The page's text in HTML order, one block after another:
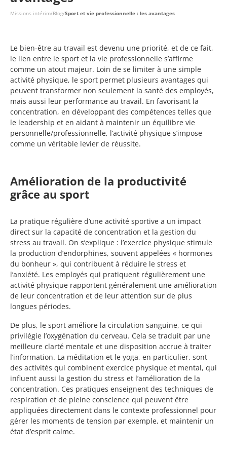
Missions intérim/Blog/Sport et vie professionnelle : les avantages
Le bien-être au travail est devenu une priorité, et de ce fait,
le lien entre le sport et la vie professionnelle s’affirme
comme un atout majeur. Loin de se limiter à une simple
activité physique, le sport permet plusieurs avantages qui
peuvent transformer non seulement la santé des employés,
mais aussi leur performance au travail. En favorisant la
concentration, en développant des compétences telles que
le leadership et en aidant à maintenir un équilibre vie
personnelle/professionnelle, l’activité physique s’impose
comme un véritable levier de réussite.
Amélioration de la productivité
grâce au sport
La pratique régulière d’une activité sportive a un impact
direct sur la capacité de concentration et la gestion du
stress au travail. On s’explique : l’exercice physique stimule
la production d’endorphines, souvent appelées « hormones
du bonheur », qui contribuent à réduire le stress et
l’anxiété. Les employés qui pratiquent régulièrement une
activité physique rapportent généralement une amélioration
de leur concentration et de leur attention sur de plus
longues périodes.
De plus, le sport améliore la circulation sanguine, ce qui
privilégie l’oxygénation du cerveau. Cela se traduit par une
meilleure clarté mentale et une disposition accrue à traiter
l’information. La méditation et le yoga, en particulier, sont
des activités qui combinent exercice physique et mental, qui
influent aussi la gestion du stress et l’amélioration de la
concentration. Ces pratiques enseignent des techniques de
respiration et de pleine conscience qui peuvent être
appliquées directement dans le contexte professionnel pour
gérer les moments de tension par exemple, et maintenir un
état d’esprit calme.